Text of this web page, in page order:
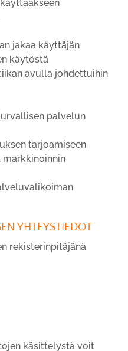
jakaa käyttäjän
käytöstä
avulla johdettuihin
palvelun
tarjoamiseen
markkinoinnin
YHTEYSTIEDOT
rekisterinpitäjänä
käsittelystä voit